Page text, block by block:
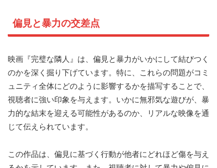
偏見と暴力の交差点
映画『完璧な隣人』は、偏見と暴力がいかにして結びつく
のかを深く掘り下げています。特に、これらの問題がコミ
ュニティ全体にどのように影響するかを描写することで、
視聴者に強い印象を与えます。いかに無邪気な遊びが、暴
力的な結末を迎える可能性があるのか、リアルな映像を通
じて伝えられています。
この作品は、偏見に基づく行動が他者にどれほど傷を与え